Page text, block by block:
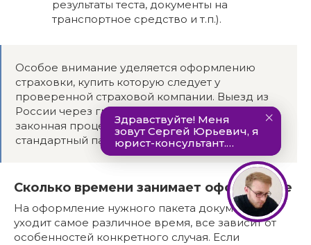
результаты теста, документы на
транспортное средство и т.п.).
Особое внимание уделяется оформлению
страховки, купить которую следует у
проверенной страховой компании. Выезд из
России через границу Белоруссии с долгами –
законная процедура, поэтому требуется
стандартный пакет документов.
Сколько времени занимает оформление
На оформление нужного пакета документов
уходит самое различное время, все зависит от
особенностей конкретного случая. Если